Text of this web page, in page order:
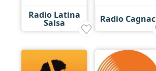
Radio Latina
Salsa Radio Cagnac